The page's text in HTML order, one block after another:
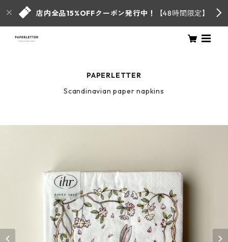
店内全品15%OFFクーポン発行中！ 【48時間限定】
PAPERLETTER
Scandinavian paper napkins